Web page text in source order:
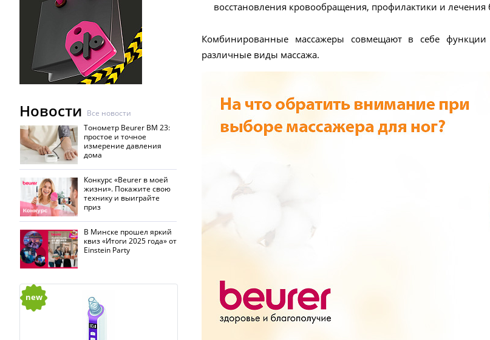
Новости Все новости
Тонометр Beurer BM 23:
простое и точное
измерение давления
дома
Конкурс «Beurer в моей
жизни». Покажите свою
технику и выиграйте
приз
В Минске прошел яркий
квиз «Итоги 2025 года» от
Einstein Party
new
восстановления кровообращения, профилактики и лечения
Комбинированные массажеры совмещают в себе функции
различные виды массажа.